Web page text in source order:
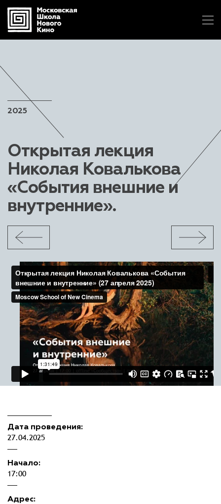
2025
Открытая лекция
Николая Ковалькова
«События внешние и
внутренние».
Дата проведения:
27.04.2025
Начало:
17:00
Адрес: